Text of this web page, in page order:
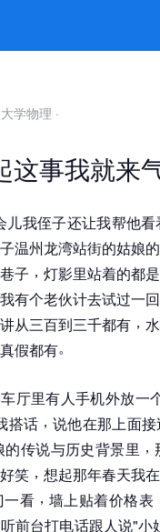
学物理 ·
这事我就来
儿我侄子还让我帮他
温州龙湾站街的姑娘
子 ， 灯影里站着的都
我有个老伙计去试过一回
从三百到三千都有 ，
假都有。
厅里有人手机外放一
搭话 ， 说他在那上面
传说与历史背景里 ，
笑 ， 想起那年春天我
一看 ， 墙上贴着价格表
听前台打电话跟人说"小